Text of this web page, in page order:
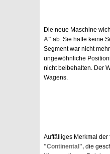
Die neue Maschine
A" ab: Sie hatte keine
Segment war nicht
ungewöhnliche
nicht beibehalten. Der
Wagens.
Auffälliges Merkmal
"Continental", die